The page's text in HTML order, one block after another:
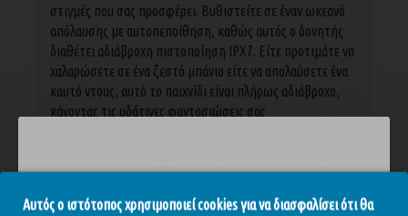
Αυτός ο ιστότοπος χρησιμοποιεί cookies για να διασφαλίσει ότι θα
στιγμές που σας προσφέρει. Βυθιστείτε σε έναν ωκεανό
απόλαυσης με αυτοπεποίθηση, καθώς αυτός ο δονητής
διαθέτει αδιάβροχη πιστοποίηση IPX7. Είτε προτιμάτε να
χαλαρώσετε σε ένα ζεστό μπάνιο είτε να απολαύσετε ένα
καυτό ντους, αυτό το παιχνίδι είναι πλήρως αδιάβροχο,
κάνοντας τις υδάτινες φαντασιώσεις σας
Τύπος συσκευασίας: Σύνθετη σακούλα.